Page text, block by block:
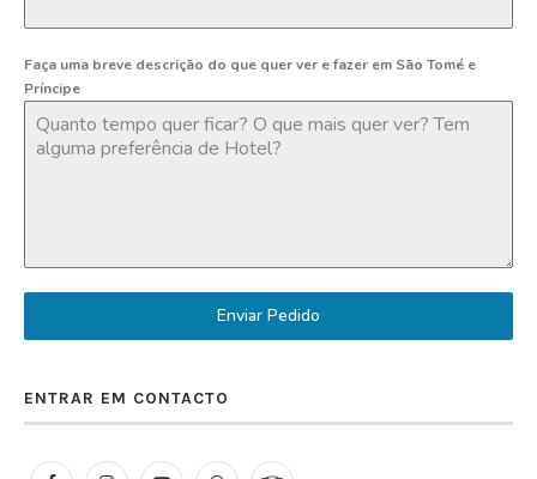
Faça uma breve descrição do que quer ver e fazer em São Tomé e
Príncipe
Enviar Pedido
ENTRAR EM CONTACTO